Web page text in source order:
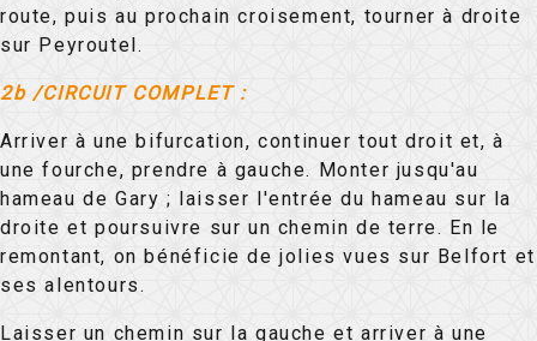
route, puis au prochain croisement, tourner à droite
sur Peyroutel.
2b /CIRCUIT COMPLET :
Arriver à une bifurcation, continuer tout droit et, à
une fourche, prendre à gauche. Monter jusqu'au
hameau de Gary ; laisser l'entrée du hameau sur la
droite et poursuivre sur un chemin de terre. En le
remontant, on bénéficie de jolies vues sur Belfort et
ses alentours.
Laisser un chemin sur la gauche et arriver à une